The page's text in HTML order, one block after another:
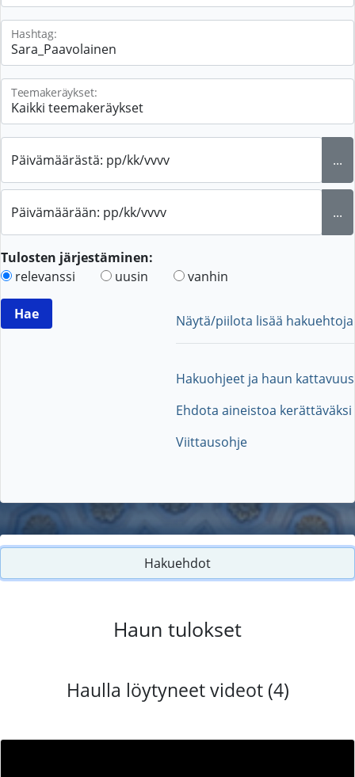
Hashtag:
Teemakeräykset:
Päivämäärästä: pp/kk/vvvv ...
Päivämäärään: pp/kk/vvvv ...
Tulosten järjestäminen:
relevanssi
uusin vanhin
Näytä/piilota lisää hakuehtoja
Hakuohjeet ja haun kattavuus
Ehdota aineistoa kerättäväksi
Viittausohje
Hakuehdot
Haun tulokset
Haulla löytyneet videot (4)